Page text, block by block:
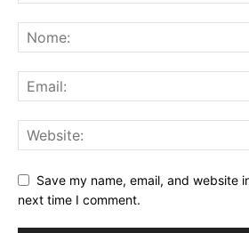
Save my name, email, and website
next time I comment.